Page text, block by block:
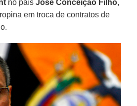
no paísJosé Conceição Filho,
em troca de contratos de